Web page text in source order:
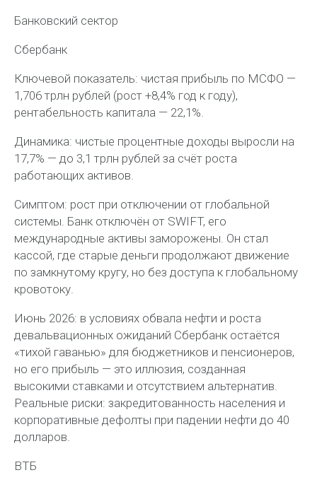
Банковский сектор
Сбербанк
Ключевой показатель: чистая прибыль по МСФО —
1,706 трлн рублей (рост +8,4% год к году),
рентабельность капитала — 22,1%.
Динамика: чистые процентные доходы выросли на
17,7% — до 3,1 трлн рублей за счёт роста
работающих активов.
Симптом: рост при отключении от глобальной
системы. Банк отключён от SWIFT, его
международные активы заморожены. Он стал
кассой, где старые деньги продолжают движение
по замкнутому кругу, но без доступа к глобальному
кровотоку.
Июнь 2026: в условиях обвала нефти и роста
девальвационных ожиданий Сбербанк остаётся
«тихой гаванью» для бюджетников и пенсионеров,
но его прибыль — это иллюзия, созданная
высокими ставками и отсутствием альтернатив.
Реальные риски: закредитованность населения и
корпоративные дефолты при падении нефти до 40
долларов.
ВТБ